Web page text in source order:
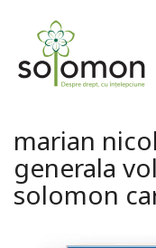
marian
generala
solomon